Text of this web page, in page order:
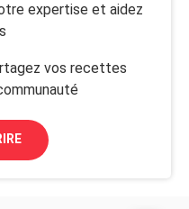
expertise et aidez
vos recettes